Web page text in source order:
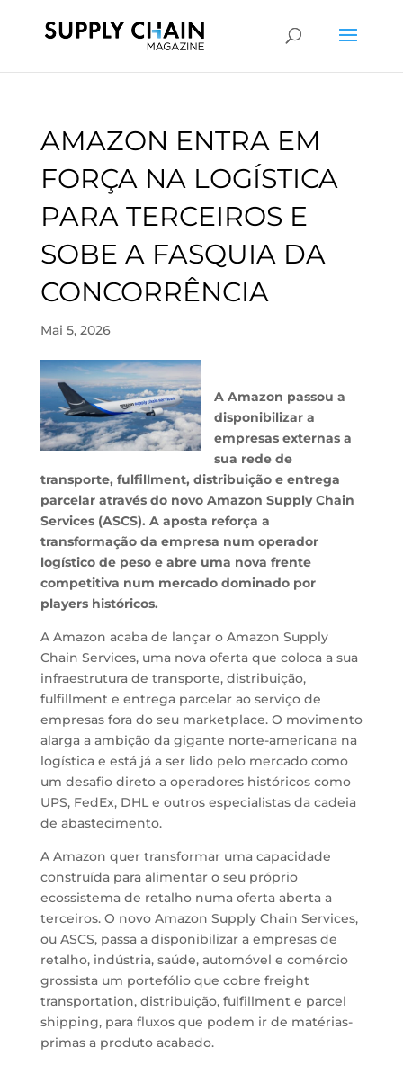
AMAZON ENTRA EM
FORÇA NA LOGÍSTICA
PARA TERCEIROS E
SOBE A FASQUIA DA
CONCORRÊNCIA
Mai 5, 2026
A Amazon passou a
disponibilizar a
empresas externas a
sua rede de
transporte, fulfillment, distribuição e entrega
parcelar através do novo Amazon Supply Chain
Services (ASCS). A aposta reforça a
transformação da empresa num operador
logístico de peso e abre uma nova frente
competitiva num mercado dominado por
players históricos.
A Amazon acaba de lançar o Amazon Supply
Chain Services, uma nova oferta que coloca a sua
infraestrutura de transporte, distribuição,
fulfillment e entrega parcelar ao serviço de
empresas fora do seu marketplace. O movimento
alarga a ambição da gigante norte-americana na
logística e está já a ser lido pelo mercado como
um desafio direto a operadores históricos como
UPS, FedEx, DHL e outros especialistas da cadeia
de abastecimento.
A Amazon quer transformar uma capacidade
construída para alimentar o seu próprio
ecossistema de retalho numa oferta aberta a
terceiros. O novo Amazon Supply Chain Services,
ou ASCS, passa a disponibilizar a empresas de
retalho, indústria, saúde, automóvel e comércio
grossista um portefólio que cobre freight
transportation, distribuição, fulfillment e parcel
shipping, para fluxos que podem ir de matérias-
primas a produto acabado.